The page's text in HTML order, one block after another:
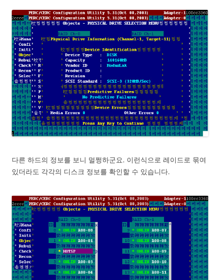
다른 하드의 정보를 보니 멀쩡하군요. 이런식으로 레이드로 묶여
있더라도 각각의 디스크 정보를 확인할 수 있습니다.